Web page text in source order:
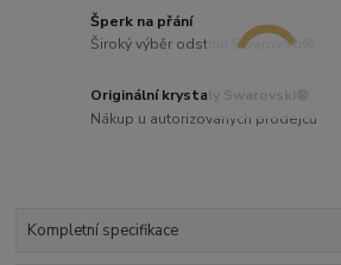
Šperk na přání
Široký výběr odstínů Swarovski®
Originální krystaly Swarovski®
Nákup u autorizovaných prodejců
Kompletní specifikace